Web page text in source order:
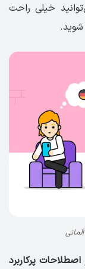
خیلی راحت
شوید.
پرکاربرد